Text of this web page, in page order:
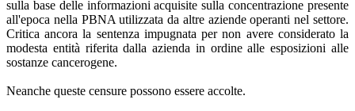
sulla base delle informazioni acquisite sulla concentrazione presente
all'epoca nella PBNA utilizzata da altre aziende operanti nel settore.
Critica ancora la sentenza impugnata per non avere considerato la
modesta entità riferita dalla azienda in ordine alle esposizioni alle
sostanze cancerogene.
Neanche queste censure possono essere accolte.